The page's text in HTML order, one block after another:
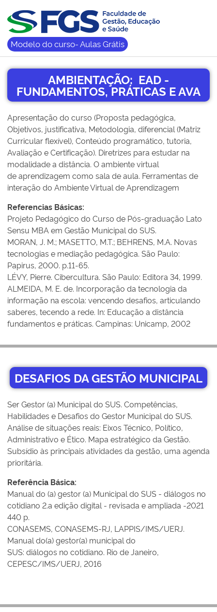
Modelo do curso- Aulas Grátis
AMBIENTAÇÃO: EAD -
FUNDAMENTOS, PRÁTICAS E AVA
Apresentação do curso (Proposta pedagógica,
Objetivos, justificativa, Metodologia, diferencial (Matriz
Curricular flexível), Conteúdo programático, tutoria,
Avaliação e Certificação). Diretrizes para estudar na
modalidade a distância. O ambiente virtual
de aprendizagem como sala de aula. Ferramentas de
interação do Ambiente Virtual de Aprendizagem
Referencias Básicas:
Projeto Pedagógico do Curso de Pós-graduação Lato
Sensu MBA em Gestão Municipal do SUS.
MORAN, J. M.; MASETTO, M.T.; BEHRENS, M.A. Novas
tecnologias e mediação pedagógica. São Paulo:
Papirus, 2000. p.11-65.
LÉVY, Pierre. Cibercultura. São Paulo: Editora 34, 1999.
ALMEIDA, M. E. de. Incorporação da tecnologia da
informação na escola: vencendo desafios, articulando
saberes, tecendo a rede. In: Educação a distância
fundamentos e práticas. Campinas: Unicamp, 2002
DESAFIOS DA GESTÃO MUNICIPAL
Ser Gestor (a) Municipal do SUS. Competências,
Habilidades e Desafios do Gestor Municipal do SUS.
Análise de situações reais: Eixos Técnico, Político,
Administrativo e Ético. Mapa estratégico da Gestão.
Subsídio às principais atividades da gestão, uma agenda
prioritária.
Referência Básica:
Manual do (a) gestor (a) Municipal do SUS - diálogos no
cotidiano 2.a edição digital - revisada e ampliada -2021
440 p.
CONASEMS, CONASEMS-RJ, LAPPIS/IMS/UERJ.
Manual do(a) gestor(a) municipal do
SUS: diálogos no cotidiano. Rio de Janeiro,
CEPESC/IMS/UERJ, 2016